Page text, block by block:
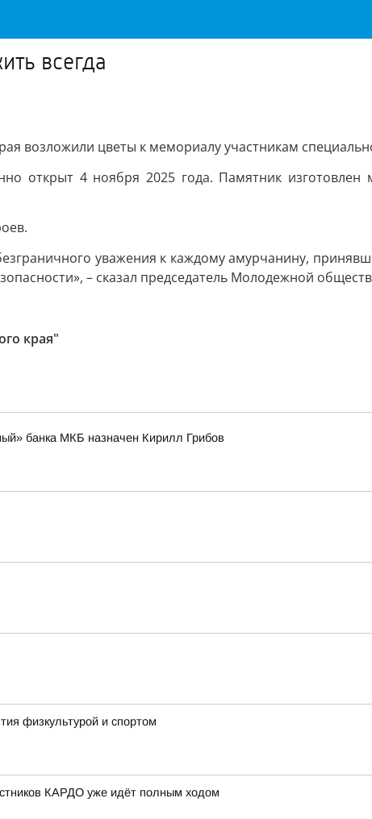
всегда
возложили цветы к мемориалу участникам
открыт 4 ноября 2025 года. Памятник
уважения к каждому амурчанину,
– сказал председатель Молодежной
края"
банка МКБ назначен Кирилл Грибов
физкультурой и спортом
КАРДО уже идёт полным ходом